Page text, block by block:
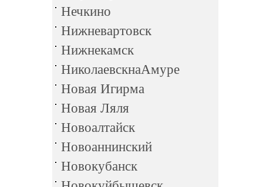
Нечкино
Нижневартовск
Нижнекамск
НиколаевскнаАмуре
Новая Игирма
Новая Ляля
Новоалтайск
Новоаннинский
Новокубанск